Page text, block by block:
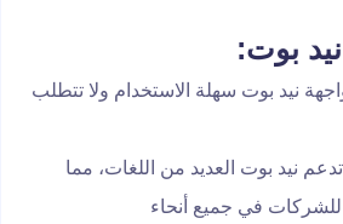
نيد بوت:
نيد بوت سهلة الاستخدام ولا تتطلب
تدعم نيد بوت العديد من اللغات، مما
للشركات في جميع أنحاء